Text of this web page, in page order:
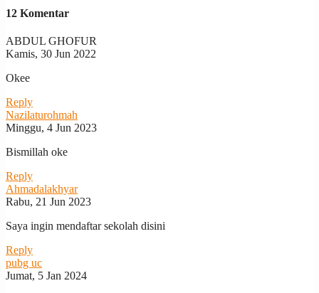
12 Komentar
ABDUL GHOFUR
Kamis, 30 Jun 2022
Okee
Reply
Nazilaturohmah
Minggu, 4 Jun 2023
Bismillah oke
Reply
Ahmadalakhyar
Rabu, 21 Jun 2023
Saya ingin mendaftar sekolah disini
Reply
pubg uc
Jumat, 5 Jan 2024